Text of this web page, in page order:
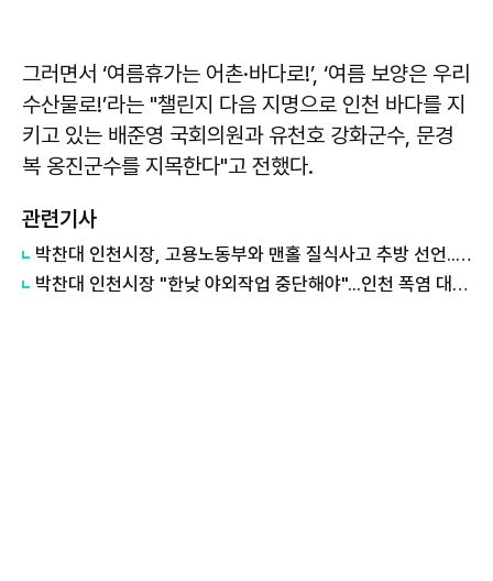
그러면서 ‘여름휴가는 어촌·바다로!’, ‘여름 보양은 우리
수산물로!’라는 "챌린지 다음 지명으로 인천 바다를 지
키고 있는 배준영 국회의원과 유천호 강화군수, 문경
복 옹진군수를 지목한다"고 전했다.
관련기사
박찬대 인천시장, 고용노동부와 맨홀 질식사고 추방 선언...사전 안전확인제 도입
박찬대 인천시장 "한낮 야외작업 중단해야"...인천 폭염 대응 최고 단계